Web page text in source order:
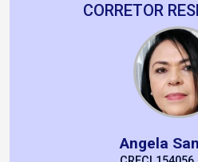
CORRETOR
Angela